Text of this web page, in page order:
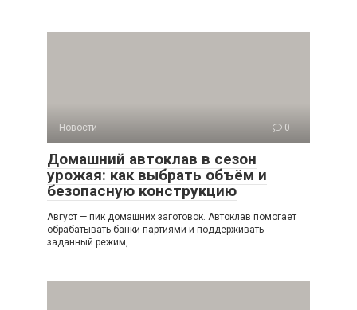
Новости 0
Домашний автоклав в сезон
урожая: как выбрать объём и
безопасную конструкцию
Август — пик домашних заготовок. Автоклав помогает
обрабатывать банки партиями и поддерживать
заданный режим,